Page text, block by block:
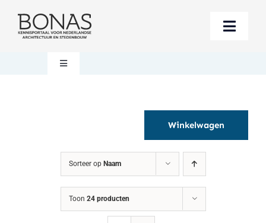
naar
Toggle
Berichten
Steun BONAS
Toggle
Winkelwagen
Sorteer op Naam
Toon 24 producten